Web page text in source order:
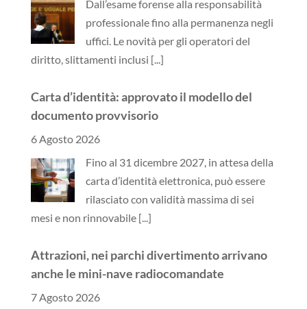
Dall’esame forense alla responsabilità
professionale fino alla permanenza negli
uffici. Le novità per gli operatori del
diritto, slittamenti inclusi [...]
Carta d’identità: approvato il modello del
documento provvisorio
6 Agosto 2026
Fino al 31 dicembre 2027, in attesa della
carta d’identità elettronica, può essere
rilasciato con validità massima di sei
mesi e non rinnovabile [...]
Attrazioni, nei parchi divertimento arrivano
anche le mini-nave radiocomandate
7 Agosto 2026